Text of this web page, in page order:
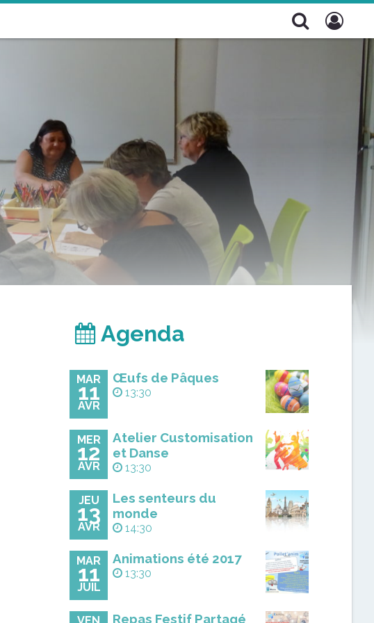
Agenda
MAR
11
AVR
Œufs de Pâques
13:30
MER
12
AVR
Atelier Customisation
et Danse
13:30
JEU
13
AVR
Les senteurs du
monde
14:30
MAR
11
JUIL
Animations été 2017
13:30
Repas Festif Partagé